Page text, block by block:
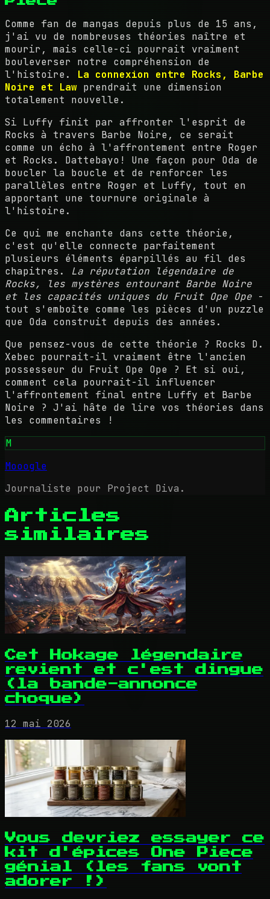
Comme fan de mangas depuis plus de 15 ans,
j'ai vu de nombreuses théories naître et
mourir, mais celle-ci pourrait vraiment
bouleverser notre compréhension de
l'histoire. La connexion entre Rocks, Barbe
Noire et Law prendrait une dimension
totalement nouvelle.
Si Luffy finit par affronter l'esprit de
Rocks à travers Barbe Noire, ce serait
comme un écho à l'affrontement entre Roger
et Rocks. Dattebayo! Une façon pour Oda de
boucler la boucle et de renforcer les
parallèles entre Roger et Luffy, tout en
apportant une tournure originale à
l'histoire.
Ce qui me enchante dans cette théorie,
c'est qu'elle connecte parfaitement
plusieurs éléments éparpillés au fil des
chapitres. La réputation légendaire de
Rocks, les mystères entourant Barbe Noire
et les capacités uniques du Fruit Ope Ope -
tout s'emboîte comme les pièces d'un puzzle
que Oda construit depuis des années.
Que pensez-vous de cette théorie ? Rocks D.
Xebec pourrait-il vraiment être l'ancien
possesseur du Fruit Ope Ope ? Et si oui,
comment cela pourrait-il influencer
l'affrontement final entre Luffy et Barbe
Noire ? J'ai hâte de lire vos théories dans
les commentaires !
M
Mooogle
Journaliste pour Project Diva.
Articles
similaires
Cet Hokage légendaire
revient et c'est dingue
(la bande-annonce
choque)
12 mai 2026
Vous devriez essayer ce
kit d'épices One Piece
génial (les fans vont
adorer !)